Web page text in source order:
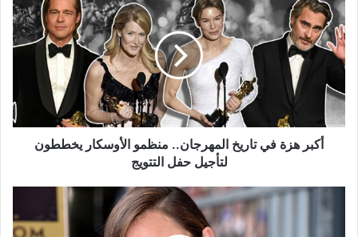
هزة
في
تاريخ
المهرجان..
الأوسكار
يخططون
لتأجيل
أكبر هزة في تاريخ المهرجان.. منظمو الأوسكار يخططون
لتأجيل حفل التتويج
غارنر: